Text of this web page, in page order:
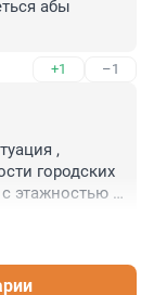
абы
+1 –1
,
городских
этажностью и
и хаоса на